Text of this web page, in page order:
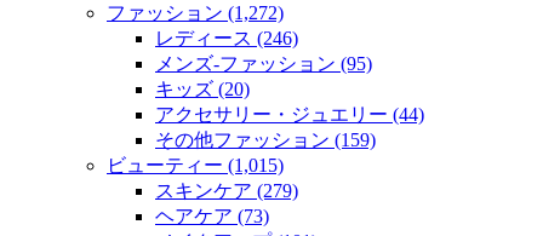
ファッション (1,272)
レディース (246)
メンズ‐ファッション (95)
キッズ (20)
アクセサリー・ジュエリー (44)
その他ファッション (159)
ビューティー (1,015)
スキンケア (279)
ヘアケア (73)